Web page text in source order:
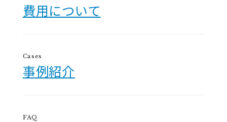
費用について
Cases
事例紹介
FAQ